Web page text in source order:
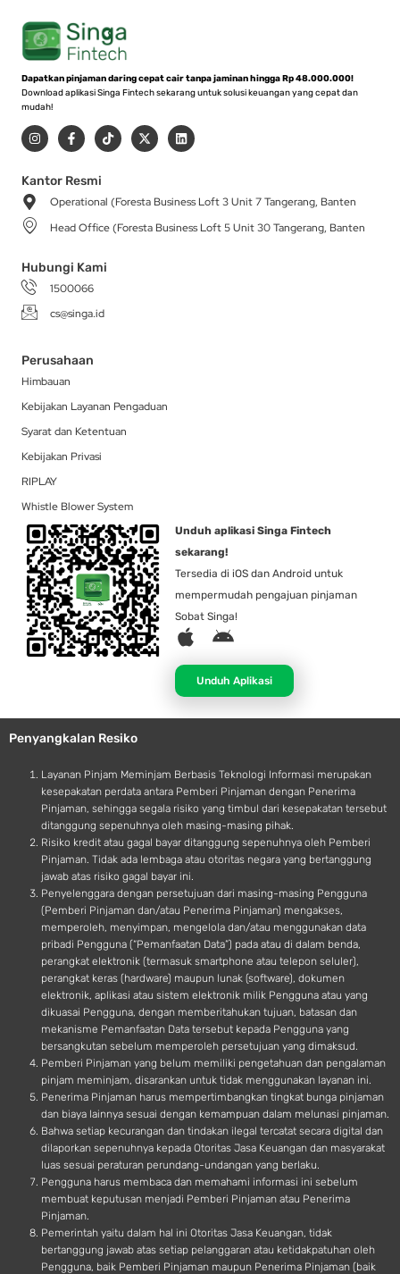
Dapatkan pinjaman daring cepat cair tanpa jaminan hingga Rp 48.000.000!
Download aplikasi Singa Fintech sekarang untuk solusi keuangan yang cepat dan
mudah!
I
n
s
a
g
r
a
m
F
a
c
b
o
-
T
i
k
X
-
t
t
r
L
i
n
i
Kantor Resmi
Operational (Foresta Business Loft 3 Unit 7 Tangerang, Banten
Head Office (Foresta Business Loft 5 Unit 30 Tangerang, Banten
Hubungi Kami
1500066
cs@singa.id
Perusahaan
Himbauan
Kebijakan Layanan Pengaduan
Syarat dan Ketentuan
Kebijakan Privasi
RIPLAY
Whistle Blower System
Unduh aplikasi Singa Fintech
sekarang!
Tersedia di iOS dan Android untuk
mempermudah pengajuan pinjaman
Sobat Singa!
A
p
l
e
A
d
r
o
d
Unduh Aplikasi
Penyangkalan Resiko
Layanan Pinjam Meminjam Berbasis Teknologi Informasi merupakan
kesepakatan perdata antara Pemberi Pinjaman dengan Penerima
Pinjaman, sehingga segala risiko yang timbul dari kesepakatan tersebut
ditanggung sepenuhnya oleh masing-masing pihak.
Risiko kredit atau gagal bayar ditanggung sepenuhnya oleh Pemberi
Pinjaman. Tidak ada lembaga atau otoritas negara yang bertanggung
jawab atas risiko gagal bayar ini.
Penyelenggara dengan persetujuan dari masing-masing Pengguna
(Pemberi Pinjaman dan/atau Penerima Pinjaman) mengakses,
memperoleh, menyimpan, mengelola dan/atau menggunakan data
pribadi Pengguna (“Pemanfaatan Data”) pada atau di dalam benda,
perangkat elektronik (termasuk smartphone atau telepon seluler),
perangkat keras (hardware) maupun lunak (software), dokumen
elektronik, aplikasi atau sistem elektronik milik Pengguna atau yang
dikuasai Pengguna, dengan memberitahukan tujuan, batasan dan
mekanisme Pemanfaatan Data tersebut kepada Pengguna yang
bersangkutan sebelum memperoleh persetujuan yang dimaksud.
Pemberi Pinjaman yang belum memiliki pengetahuan dan pengalaman
pinjam meminjam, disarankan untuk tidak menggunakan layanan ini.
Penerima Pinjaman harus mempertimbangkan tingkat bunga pinjaman
dan biaya lainnya sesuai dengan kemampuan dalam melunasi pinjaman.
Bahwa setiap kecurangan dan tindakan ilegal tercatat secara digital dan
dilaporkan sepenuhnya kepada Otoritas Jasa Keuangan dan masyarakat
luas sesuai peraturan perundang-undangan yang berlaku.
Pengguna harus membaca dan memahami informasi ini sebelum
membuat keputusan menjadi Pemberi Pinjaman atau Penerima
Pinjaman.
Pemerintah yaitu dalam hal ini Otoritas Jasa Keuangan, tidak
bertanggung jawab atas setiap pelanggaran atau ketidakpatuhan oleh
Pengguna, baik Pemberi Pinjaman maupun Penerima Pinjaman (baik